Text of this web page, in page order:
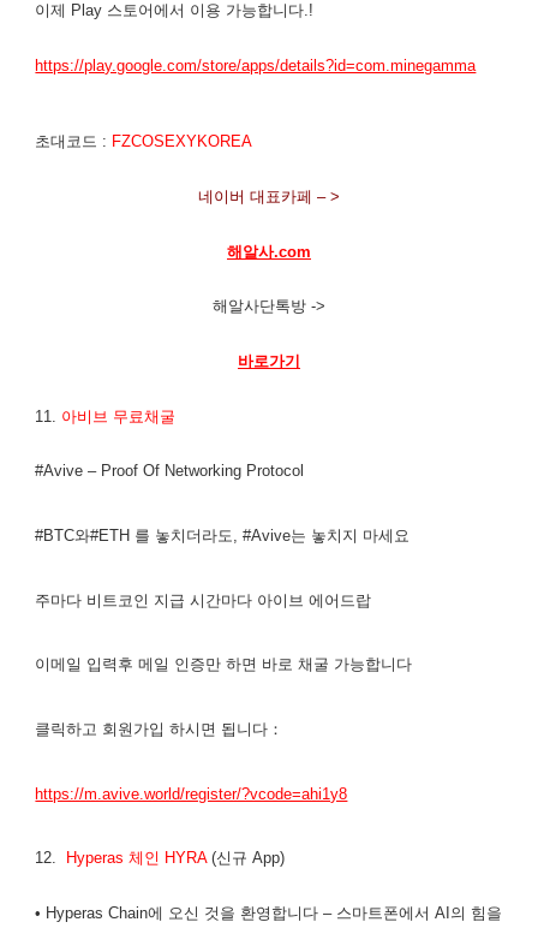
이제 Play 스토어에서 이용 가능합니다.!
https://play.google.com/store/apps/details?id=com.minegamma
초대코드 : FZCOSEXYKOREA
네이버 대표카페 – >
해알사.com
해알사단톡방 ->
바로가기
11. 아비브 무료채굴
#Avive – Proof Of Networking Protocol
#BTC와#ETH 를 놓치더라도, #Avive는 놓치지 마세요
주마다 비트코인 지급 시간마다 아이브 에어드랍
이메일 입력후 메일 인증만 하면 바로 채굴 가능합니다
클릭하고 회원가입 하시면 됩니다：
https://m.avive.world/register/?vcode=ahi1y8
12. Hyperas 체인 HYRA(신규 App)
• Hyperas Chain에 오신 것을 환영합니다 – 스마트폰에서 AI의 힘을